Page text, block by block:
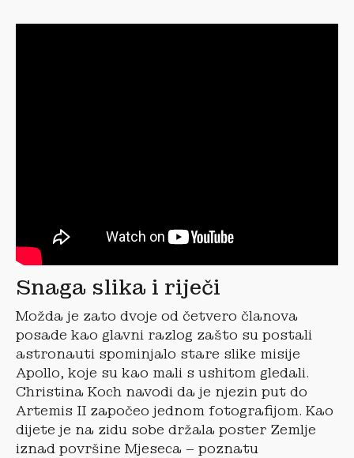
Snaga slika i riječi
Možda je zato dvoje od četvero članova
posade kao glavni razlog zašto su postali
astronauti spominjalo stare slike misije
Apollo, koje su kao mali s ushitom gledali.
Christina Koch navodi da je njezin put do
Artemis II započeo jednom fotografijom. Kao
dijete je na zidu sobe držala poster Zemlje
iznad površine Mjeseca – poznatu